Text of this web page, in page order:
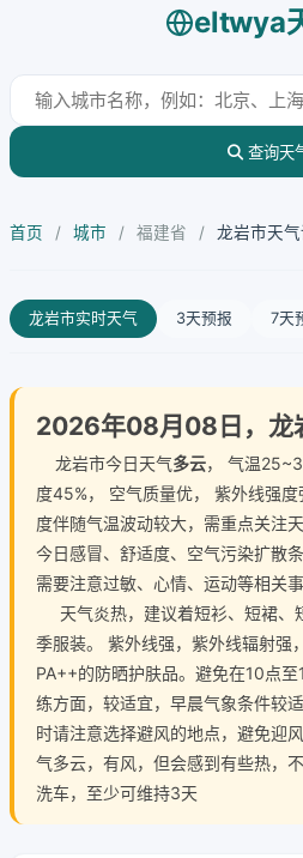
eltwya
查询天
首页 / 城市 / 福建省 / 龙岩市天
龙岩市实时天气 3天预报 7天
2026年08月08日，龙
龙岩市今日天气多云， 气温
度45%， 空气质量优， 紫外线强
度伴随气温波动较大，需重点关注
今日感冒、舒适度、空气污染扩散
需要注意过敏、心情、运动等相关事
天气炎热，建议着短衫、短裙、
季服装。 紫外线强，紫外线辐射强
PA++的防晒护肤品。避免在10点
练方面，较适宜，早晨气象条件较
时请注意选择避风的地点，避免迎
气多云，有风，但会感到有些热，
洗车，至少可维持3天